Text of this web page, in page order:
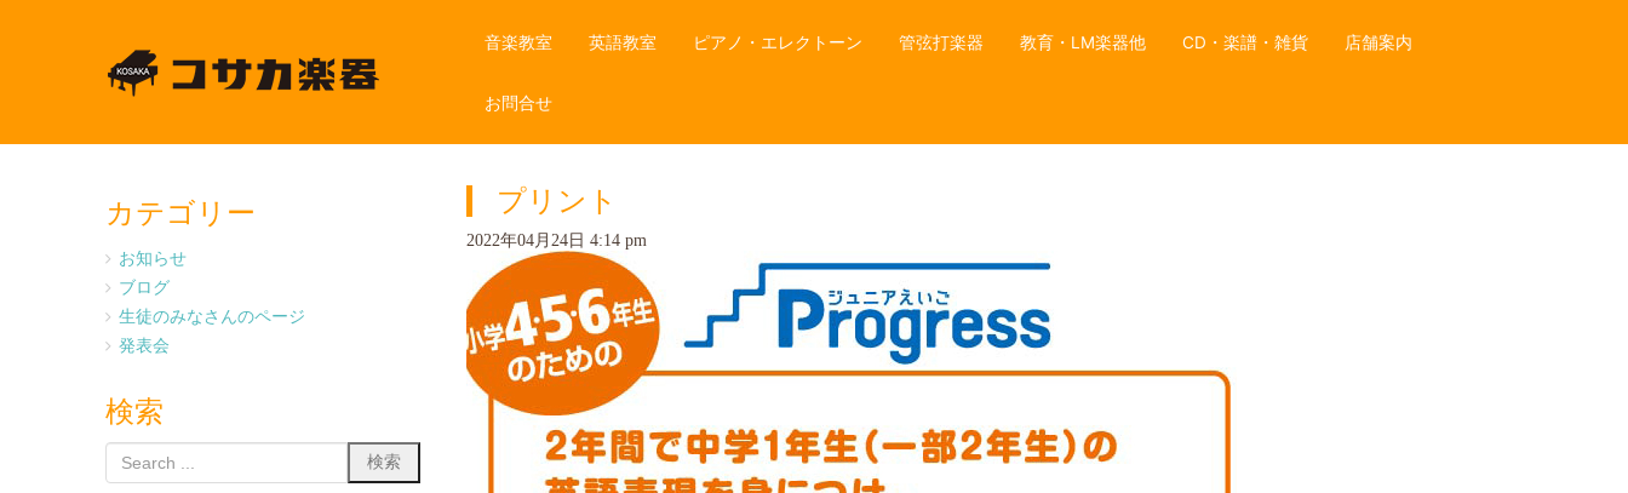
音楽教室 英語教室 ピアノ・エレクトーン 管弦打楽器 教育・LM楽器他 CD・楽譜・雑貨 店舗案内
お問合せ
プリント
2022年04月24日 4:14 pm
カテゴリー
お知らせ
ブログ
生徒のみなさんのページ
発表会
検索